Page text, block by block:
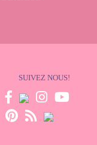
SUIVEZ NOUS!